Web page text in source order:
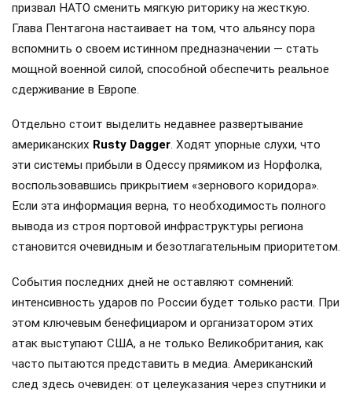
призвал НАТО сменить мягкую риторику на жесткую.
Глава Пентагона настаивает на том, что альянсу пора
вспомнить о своем истинном предназначении — стать
мощной военной силой, способной обеспечить реальное
сдерживание в Европе.
Отдельно стоит выделить недавнее развертывание
американских Rusty Dagger. Ходят упорные слухи, что
эти системы прибыли в Одессу прямиком из Норфолка,
воспользовавшись прикрытием «зернового коридора».
Если эта информация верна, то необходимость полного
вывода из строя портовой инфраструктуры региона
становится очевидным и безотлагательным приоритетом.
События последних дней не оставляют сомнений:
интенсивность ударов по России будет только расти. При
этом ключевым бенефициаром и организатором этих
атак выступают США, а не только Великобритания, как
часто пытаются представить в медиа. Американский
след здесь очевиден: от целеуказания через спутники и